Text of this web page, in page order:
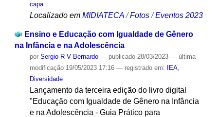
capa
Localizado em MIDIATECA /Fotos /Eventos 2023
Ensino e Educação com Igualdade de Gênero
na Infância e na Adolescência
por Sergio R V Bernardo — publicado28/03/2023 — última
modificação19/05/2023 17:16 — registrado em: IEA,
Diversidade
Lançamento da terceira edição do livro digital
"Educação com Igualdade de Gênero na Infância
e na Adolescência - Guia Prático para